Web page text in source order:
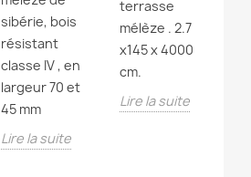
sibérie, bois
résistant
classe IV , en
largeur 70 et
45 mm
Lire la suite
terrasse
mélèze . 2.7
x145 x 4000
cm.
Lire la suite